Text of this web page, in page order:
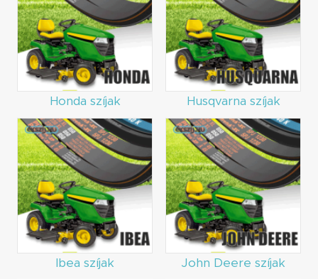
Honda szíjak Husqvarna szíjak
Ibea szíjak John Deere szíjak